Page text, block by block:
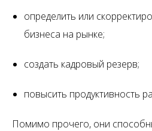
определить или
бизнеса на рынке;
создать кадровый резерв;
повысить продуктивность
Помимо прочего, они